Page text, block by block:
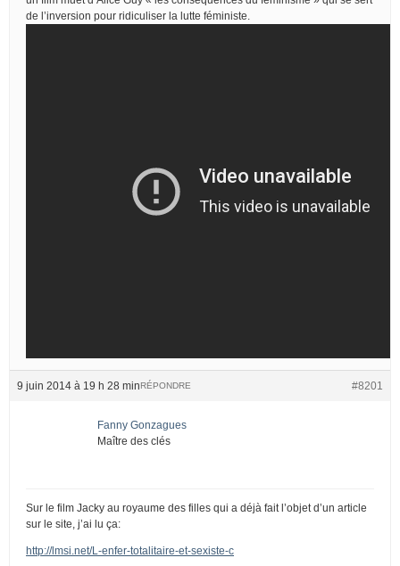
de l’inversion pour ridiculiser la lutte féministe.
9 juin 2014 à 19 h 28 min #8201
RÉPONDRE
Fanny Gonzagues
Maître des clés
Sur le film Jacky au royaume des filles qui a déjà fait l’objet d’un article
sur le site, j’ai lu ça:
http://lmsi.net/L-enfer-totalitaire-et-sexiste-c